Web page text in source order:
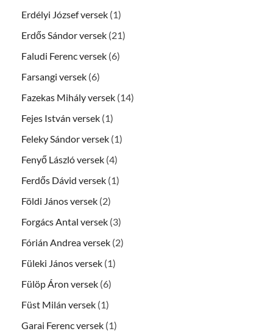
Erdélyi József versek (1)
Erdős Sándor versek (21)
Faludi Ferenc versek (6)
Farsangi versek (6)
Fazekas Mihály versek (14)
Fejes István versek (1)
Feleky Sándor versek (1)
Fenyő László versek (4)
Ferdős Dávid versek (1)
Földi János versek (2)
Forgács Antal versek (3)
Fórián Andrea versek (2)
Füleki János versek (1)
Fülöp Áron versek (6)
Füst Milán versek (1)
Garai Ferenc versek (1)